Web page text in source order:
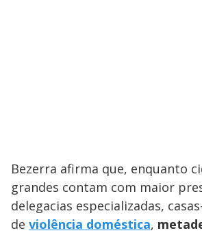
Bezerra afirma que, enquanto
grandes contam com maior
delegacias especializadas,
de violência doméstica,